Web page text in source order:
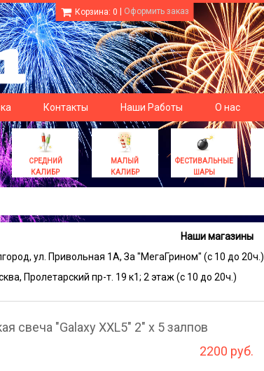
Корзина: 0 Оформить заказ
Контакты Наши Работы О нас
СРЕДНИЙ
КАЛИБР
МАЛЫЙ
КАЛИБР
ФЕСТИВАЛЬНЫЕ
ШАРЫ
Наши магазины
ул. Привольная 1А, За "МегаГрином" (с 10 до 20ч.)
Пролетарский пр-т. 19 к1; 2 этаж (с 10 до 20ч.)
свеча "Galaxy XXL5" 2" х 5 залпов
2200 руб.